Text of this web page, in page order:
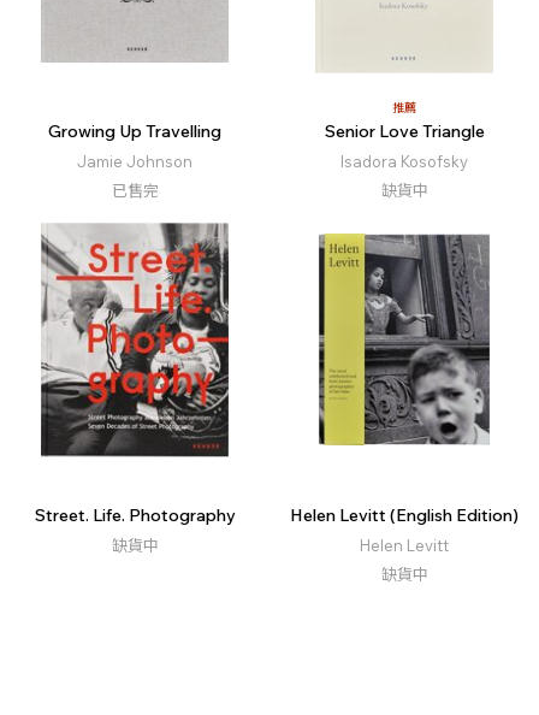
Growing Up Travelling
Jamie Johnson
已售完
推薦
Senior Love Triangle
Isadora Kosofsky
缺貨中
Street. Life. Photography
缺貨中
Helen Levitt (English Edition)
Helen Levitt
缺貨中